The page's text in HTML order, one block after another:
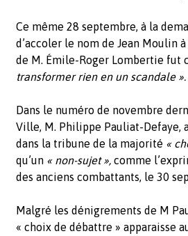
Ce même 28 septembre, à la
d’accoler le nom de Jean Moulin
de M. Émile-Roger Lombertie fut
transformer rien en un scandale ».
Dans le numéro de novembre
Ville, M. Philippe Pauliat-Defaye,
dans la tribune de la majorité «
qu’un « non-sujet », comme
des anciens combattants, le 30
Malgré les dénigrements de M
« choix de débattre » apparaisse